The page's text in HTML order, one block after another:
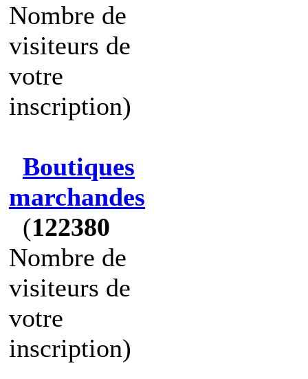
Nombre de
visiteurs de
votre
inscription)
Boutiques
marchandes
(122380
Nombre de
visiteurs de
votre
inscription)